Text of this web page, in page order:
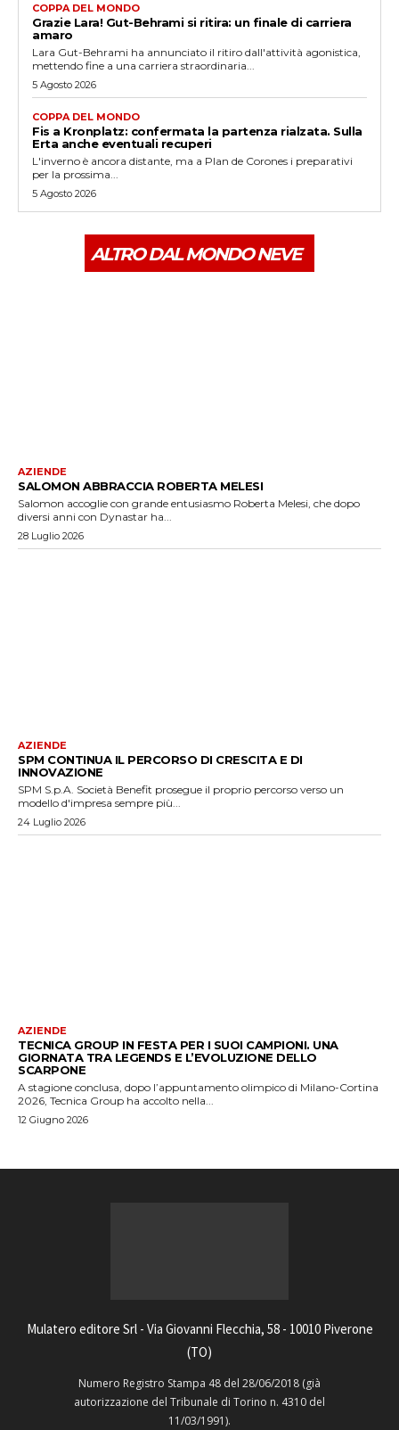
COPPA DEL MONDO
Grazie Lara! Gut-Behrami si ritira: un finale di carriera
amaro
Lara Gut-Behrami ha annunciato il ritiro dall'attività agonistica,
mettendo fine a una carriera straordinaria...
5 Agosto 2026
COPPA DEL MONDO
Fis a Kronplatz: confermata la partenza rialzata. Sulla
Erta anche eventuali recuperi
L'inverno è ancora distante, ma a Plan de Corones i preparativi
per la prossima...
5 Agosto 2026
ALTRO DAL MONDO NEVE
AZIENDE
SALOMON ABBRACCIA ROBERTA MELESI
Salomon accoglie con grande entusiasmo Roberta Melesi, che dopo
diversi anni con Dynastar ha...
28 Luglio 2026
AZIENDE
SPM CONTINUA IL PERCORSO DI CRESCITA E DI
INNOVAZIONE
SPM S.p.A. Società Benefit prosegue il proprio percorso verso un
modello d'impresa sempre più...
24 Luglio 2026
AZIENDE
TECNICA GROUP IN FESTA PER I SUOI CAMPIONI. UNA
GIORNATA TRA LEGENDS E L’EVOLUZIONE DELLO
SCARPONE
A stagione conclusa, dopo l’appuntamento olimpico di Milano-Cortina
2026, Tecnica Group ha accolto nella...
12 Giugno 2026
Mulatero editore Srl - Via Giovanni Flecchia, 58 - 10010 Piverone
(TO)
Numero Registro Stampa 48 del 28/06/2018 (già
autorizzazione del Tribunale di Torino n. 4310 del
11/03/1991).